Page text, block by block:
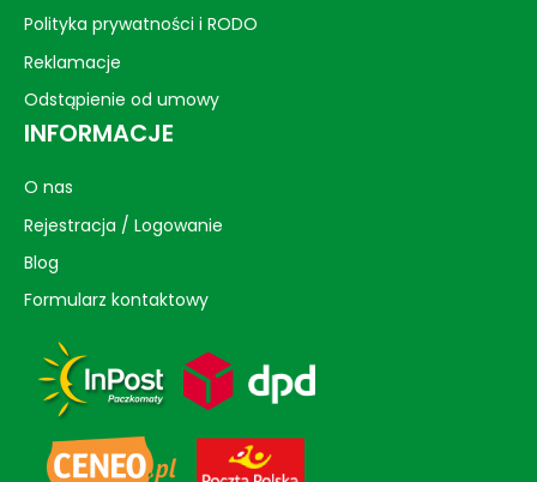
Polityka prywatności i RODO
Reklamacje
Odstąpienie od umowy
INFORMACJE
O nas
Rejestracja / Logowanie
Blog
Formularz kontaktowy